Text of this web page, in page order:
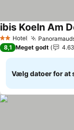
2 Stjerner
Hotel
ibis Koeln Am
8,1 Meget godt
Vælg datoer for at